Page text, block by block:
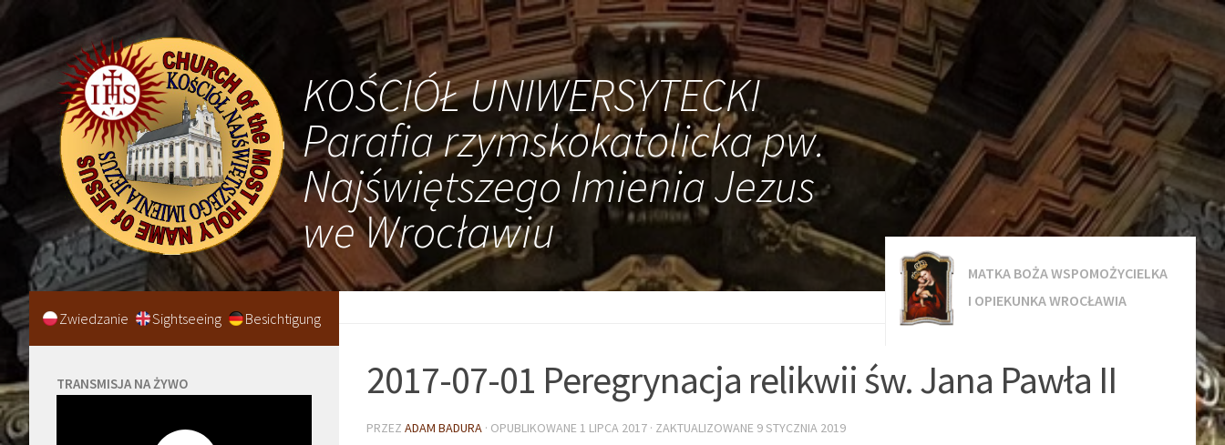
KOŚCIÓŁ UNIWERSYTECKI
Parafia rzymskokatolicka pw.
Najświętszego Imienia Jezus
we Wrocławiu
MATKA BOŻA WSPOMOŻYCIELKA
I OPIEKUNKA WROCŁAWIA
2017-07-01 Peregrynacja relikwii św. Jana Pawła II
PRZEZ ADAM BADURA · OPUBLIKOWANE 1 LIPCA 2017 · ZAKTUALIZOWANE 9 STYCZNIA 2019
Zwiedzanie Sightseeing Besichtigung
TRANSMISJA NA ŻYWO